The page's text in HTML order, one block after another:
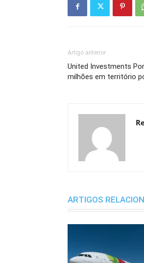
Artigo anterior
United Investments
milhões em território
ARTIGOS